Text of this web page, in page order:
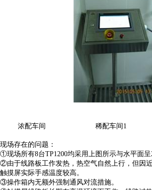
浓配车间 稀配车间1 稀
现场存在的问题：
①现场所有8台TP1200均采用上图所示与水平面
②由于线路板工作发热，热空气自然上行，但因
触摸屏实际手感温度较高。
③操作箱内无额外强制通风对流措施。